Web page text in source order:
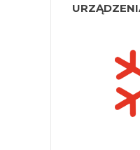
Lodówki
Zobacz